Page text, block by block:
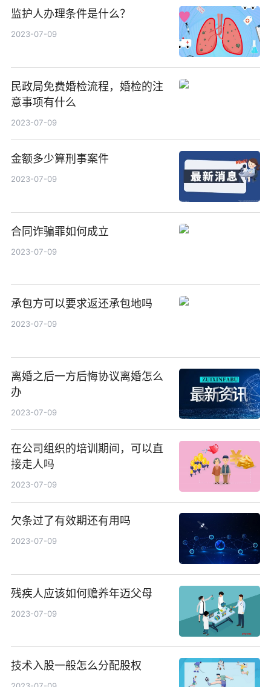
监护人办理条件是什么？
2023-07-09
民政局免费婚检流程，婚检的注
意事项有什么
2023-07-09
金额多少算刑事案件
2023-07-09
合同诈骗罪如何成立
2023-07-09
承包方可以要求返还承包地吗
2023-07-09
离婚之后一方后悔协议离婚怎么
办
2023-07-09
在公司组织的培训期间，可以直
接走人吗
2023-07-09
欠条过了有效期还有用吗
2023-07-09
残疾人应该如何赡养年迈父母
2023-07-09
技术入股一般怎么分配股权